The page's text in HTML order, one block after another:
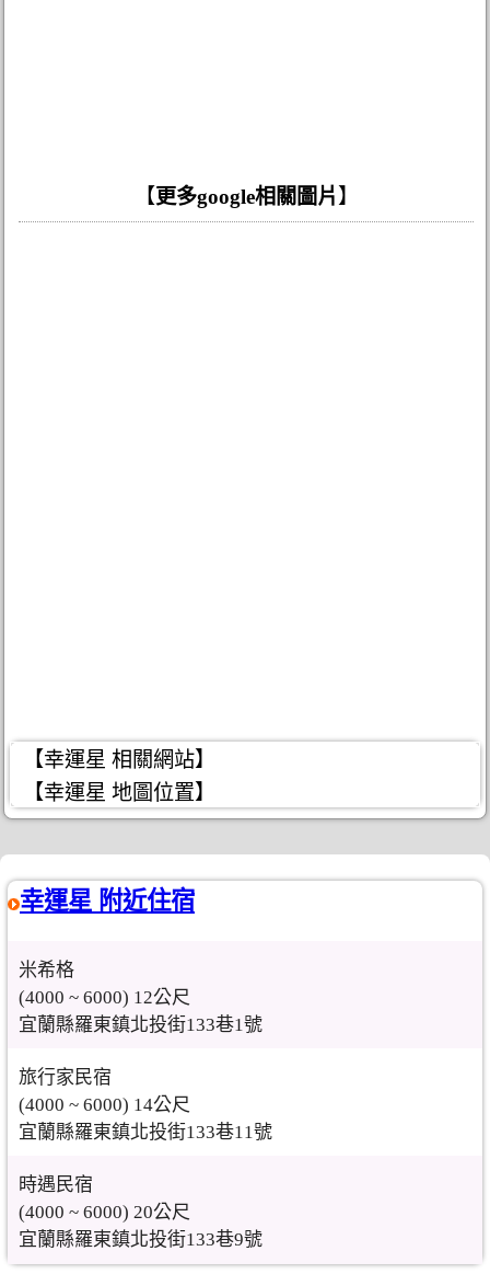
【 更多google相關圖片 】
【幸運星 相關網站】
【幸運星 地圖位置】
幸運星 附近住宿
米希格
(4000 ~ 6000) 12公尺
宜蘭縣羅東鎮北投街133巷1號
旅行家民宿
(4000 ~ 6000) 14公尺
宜蘭縣羅東鎮北投街133巷11號
時遇民宿
(4000 ~ 6000) 20公尺
宜蘭縣羅東鎮北投街133巷9號